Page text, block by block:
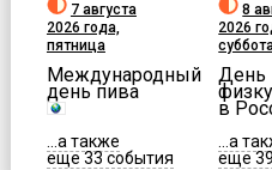
7 августа
2026 года,
пятница
Международный
день пива
...а также
еще 33 события
8
2026
День
в
...а
еще